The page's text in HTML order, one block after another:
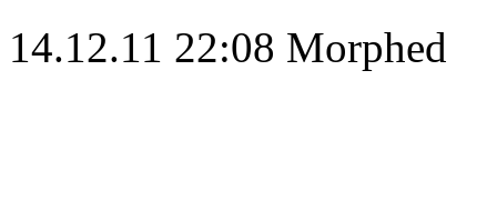
14.12.11 22:08 Morphed